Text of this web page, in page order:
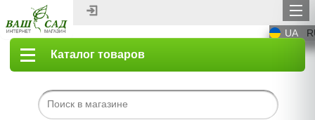
UA
Каталог товаров